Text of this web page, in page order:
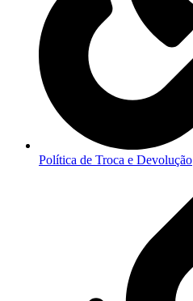
Política de Troca e Devolução